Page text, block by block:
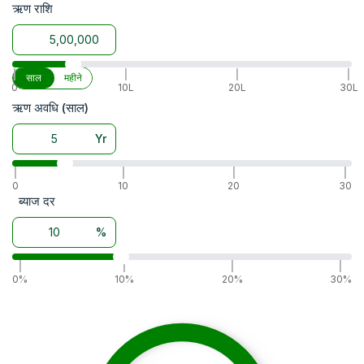
वारंटी
ऋण राशि
|
0
10L
20L
30L
साल महीने
ऋण अवधि (साल)
Yr
0
10
20
30
ब्याज दर
%
0%
|
10%
20%
30%